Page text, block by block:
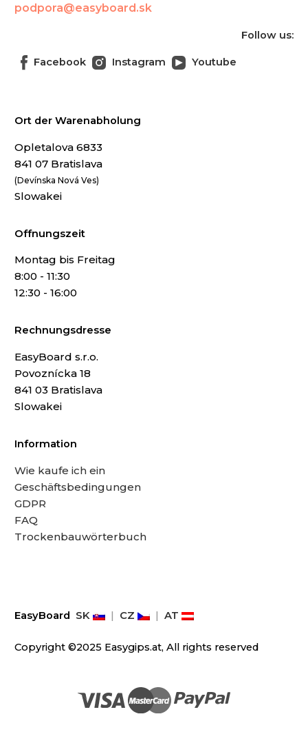
podpora@easyboard.sk
Follow us:
Facebook Instagram Youtube
Ort der Warenabholung
Opletalova 6833
841 07 Bratislava
(Devínska Nová Ves)
Slowakei
Offnungszeit
Montag bis Freitag
8:00 - 11:30
12:30 - 16:00
Rechnungsdresse
EasyBoard s.r.o.
Povoznícka 18
841 03 Bratislava
Slowakei
Information
Wie kaufe ich ein
Geschäftsbedingungen
GDPR
FAQ
Trockenbauwörterbuch
EasyBoard SK | CZ | AT
Copyright ©2025 Easygips.at, All rights reserved